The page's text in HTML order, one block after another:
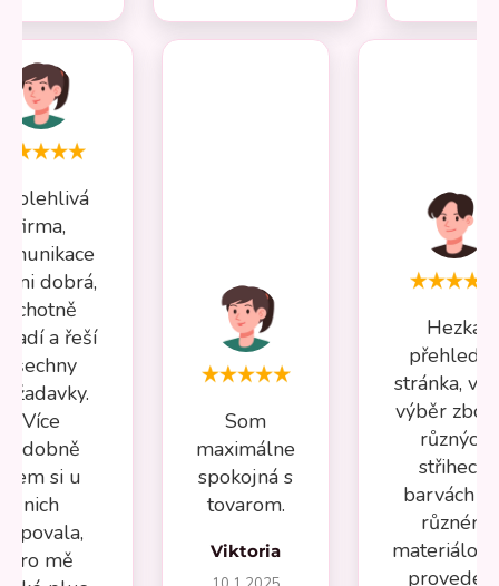
firma,
dobrá,
ochotně
a řeší
všechny
Více
nádobně
jsem si u
nich
pro mě
Som
maximálne
spokojná s
tovarom.
Viktoria
Hezká
stránka,
výběr
různých
střihech,
barvách a
různém